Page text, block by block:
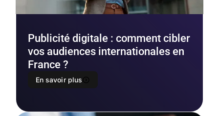
Publicité digitale : comment cibler
vos audiences internationales en
France ?
En savoir plus